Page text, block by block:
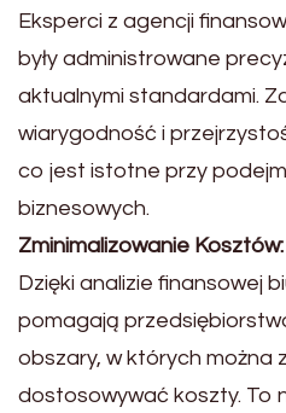
Eksperci z agencji
były administrowane
aktualnymi standardami.
wiarygodność i
co jest istotne przy
biznesowych.
Zminimalizowanie Kosztów:
Dzięki analizie finansowej
pomagają
obszary, w których można
dostosowywać koszty. To